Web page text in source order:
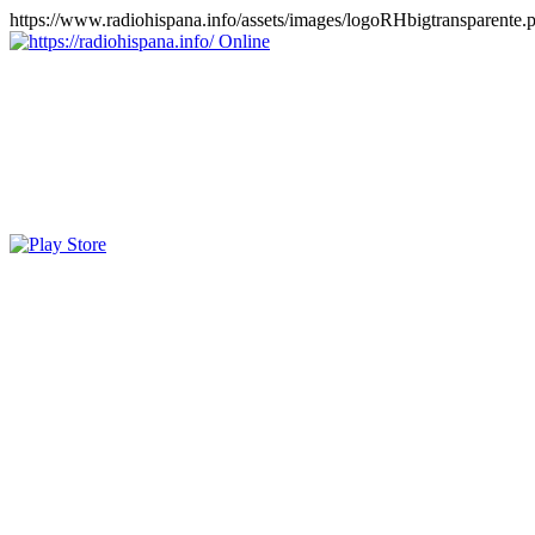
https://www.radiohispana.info/assets/images/
Online